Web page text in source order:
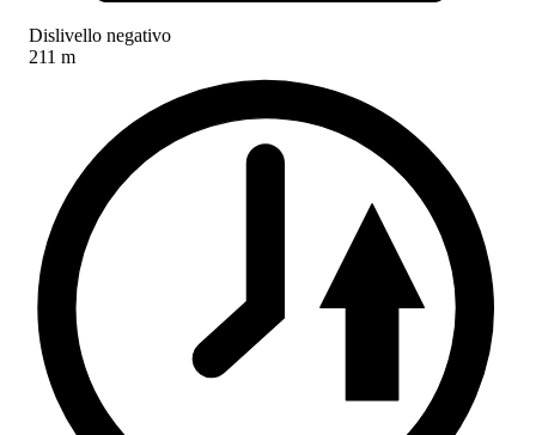
Dislivello negativo
211 m